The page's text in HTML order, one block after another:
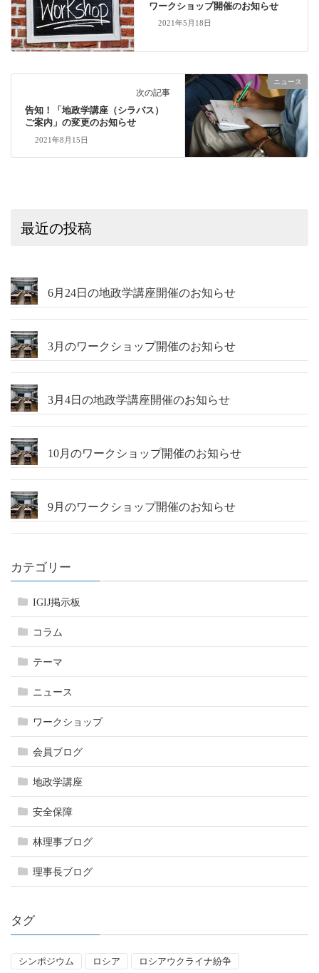
ワークショップ開催のお知らせ
2021年5月18日
ニュース
次の記事
告知！「地政学講座（シラバス）
ご案内」の変更のお知らせ
2021年8月15日
最近の投稿
6月24日の地政学講座開催のお知らせ
3月のワークショップ開催のお知らせ
3月4日の地政学講座開催のお知らせ
10月のワークショップ開催のお知らせ
9月のワークショップ開催のお知らせ
カテゴリー
IGIJ掲示板
コラム
テーマ
ニュース
ワークショップ
会員ブログ
地政学講座
安全保障
林理事ブログ
理事長ブログ
タグ
シンポジウム ロシア ロシアウクライナ紛争